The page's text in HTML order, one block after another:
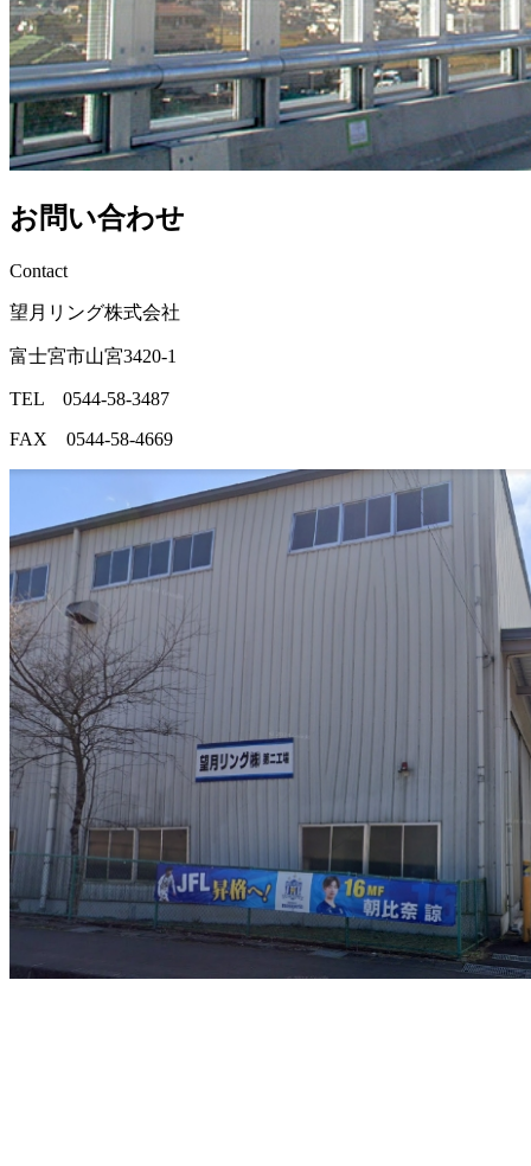
お問い合わせ
Contact
望月リング株式会社
富士宮市山宮3420-1
TEL 0544-58-3487
FAX 0544-58-4669